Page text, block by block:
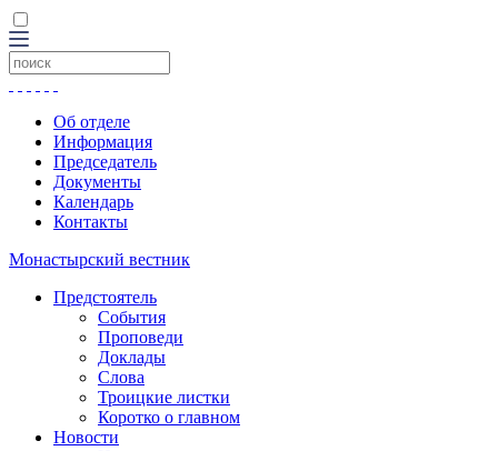
Об отделе
Информация
Председатель
Документы
Календарь
Контакты
Монастырский вестник
Предстоятель
События
Проповеди
Доклады
Слова
Троицкие листки
Коротко о главном
Новости